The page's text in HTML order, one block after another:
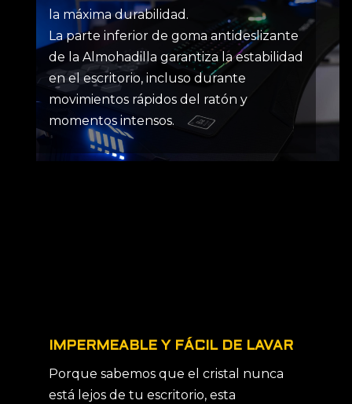
la máxima durabilidad.
La parte inferior de goma antideslizante
de la Almohadilla garantiza la estabilidad
en el escritorio, incluso durante
movimientos rápidos del ratón y
momentos intensos.
IMPERMEABLE Y FÁCIL DE LAVAR
Porque sabemos que el cristal nunca
está lejos de tu escritorio, esta